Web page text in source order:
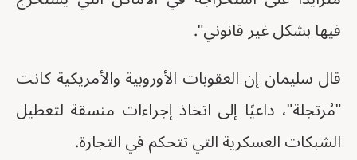
فيها بشكل غير قانوني".
قال سليمان إن العقوبات الأوروبية والأمريكية كانت
"مُرتجلة"، داعيًا إلى اتخاذ إجراءات منسقة لتعطيل
الشبكات العسكرية التي تتحكم في التجارة.